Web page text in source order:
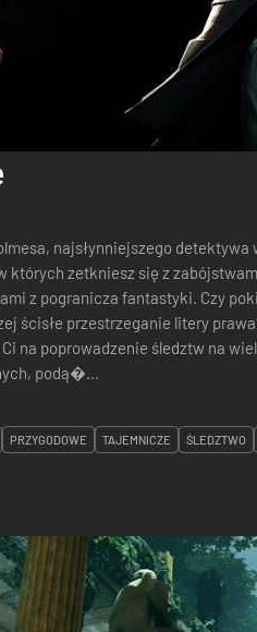
najsłynniejszego
których zetkniesz się z
fantastyki. Czy pokieruje Tobą poczucie
litery prawa? Gra Crimes &
na poprowadzenie śledztw na
podą�...
PRZYGODOWE TAJEMNICZE ŚLEDZTWO